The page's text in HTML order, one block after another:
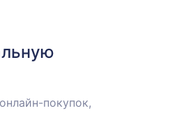
покупок,